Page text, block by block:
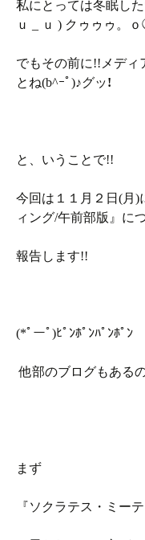
私にとっては冬眠し
ｕ _ ｕ ) クゥゥゥ。
でもその前に!!メディ
とね(b^ｰﾟ)♪グッ!
と、いうことで!!
今回は１１月２日(月)
ィング/午前部版』に
報告します!!
(*ﾟーﾟ)ﾋﾟﾝﾎﾟﾝﾊﾟﾝﾎﾟﾝ
他部のブログもある
まず
『ソクラテス・ミー